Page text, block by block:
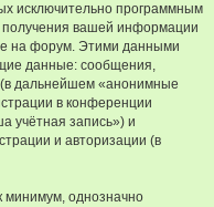
исключительно программным
вашей информации
на форум. Этими данными
данные: сообщения,
дальнейшем «анонимные
в конференции
запись») и
и авторизации (в
минимум, однозначно